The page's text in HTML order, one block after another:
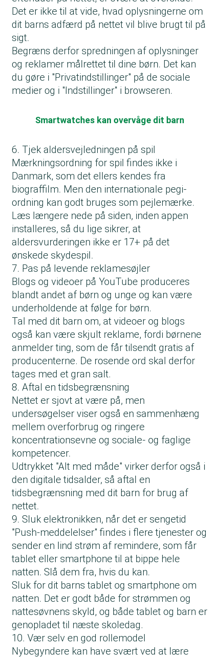
Det er ikke til at vide, hvad oplysningerne om
dit barns adfærd på nettet vil blive brugt til på
sigt.
Begræns derfor spredningen af oplysninger
og reklamer målrettet til dine børn. Det kan
du gøre i "Privatindstillinger" på de sociale
medier og i "Indstillinger" i browseren.
Smartwatches kan overvåge dit barn
6. Tjek aldersvejledningen på spil
Mærkningsordning for spil findes ikke i
Danmark, som det ellers kendes fra
biograffilm. Men den internationale pegi-
ordning kan godt bruges som pejlemærke.
Læs længere nede på siden, inden appen
installeres, så du lige sikrer, at
aldersvurderingen ikke er 17+ på det
ønskede skydespil.
7. Pas på levende reklamesøjler
Blogs og videoer på YouTube produceres
blandt andet af børn og unge og kan være
underholdende at følge for børn.
Tal med dit barn om, at videoer og blogs
også kan være skjult reklame, fordi børnene
anmelder ting, som de får tilsendt gratis af
producenterne. De rosende ord skal derfor
tages med et gran salt.
8. Aftal en tidsbegrænsning
Nettet er sjovt at være på, men
undersøgelser viser også en sammenhæng
mellem overforbrug og ringere
koncentrationsevne og sociale- og faglige
kompetencer.
Udtrykket "Alt med måde" virker derfor også i
den digitale tidsalder, så aftal en
tidsbegrænsning med dit barn for brug af
nettet.
9. Sluk elektronikken, når det er sengetid
"Push-meddelelser" findes i flere tjenester og
sender en lind strøm af remindere, som får
tablet eller smartphone til at bippe hele
natten. Slå dem fra, hvis du kan.
Sluk for dit barns tablet og smartphone om
natten. Det er godt både for strømmen og
nattesøvnens skyld, og både tablet og barn er
genopladet til næste skoledag.
10. Vær selv en god rollemodel
Nybegyndere kan have svært ved at lære